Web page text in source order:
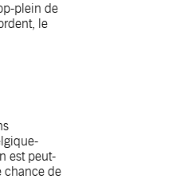
plein de
le
est peut-
chance de